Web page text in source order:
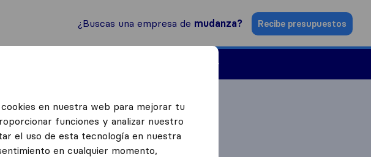
¿Buscas una empresa de mudanza? Recibe presupuestos
en nuestra web para mejorar tu
funciones y analizar nuestro
el uso de esta tecnología en nuestra
en cualquier momento,